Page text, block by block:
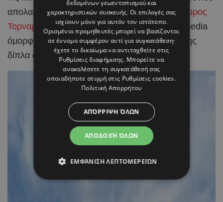
απολαμβάνουν ηΡαμόνα Φίλιπκαι οΧριστόφορος
Τορναρίτης
, μοιράζοντας μέσα από τα social media
όμορφα στιγμιότυπα από τις ημέρες χαλάρωσης
δίπλα στη θάλασσα.
δεδομένων γεωεντοπισμού και
χαρακτηριστικών συσκευής. Οι επιλογές σας
ισχύουν μόνο για αυτόν τον ιστότοπο.
Ορισμένοι προμηθευτές μπορεί να βασίζονται
σε έννομο συμφέρον αντί για συγκατάθεση·
έχετε το δικαίωμα να αντιταχθείτε στις
Ρυθμίσεις διαφήμισης. Μπορείτε να
ανακαλέσετε τη συγκατάθεσή σας
οποιαδήποτε στιγμή στις Ρυθμίσεις cookies.
Πολιτική Απορρήτου
ΑΠΟΔΟΧΉ ΌΛΩΝ
ΑΠΌΡΡΙΨΗ ΌΛΩΝ
ΕΜΦΆΝΙΣΗ ΛΕΠΤΟΜΕΡΕΙΏΝ